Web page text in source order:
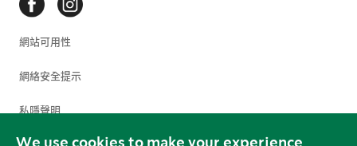
We use cookies to make your experience
網站可用性
網絡安全提示
私隱聲明